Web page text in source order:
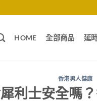
HOME 全部商品 延
香港男人健康
利士安全嗎